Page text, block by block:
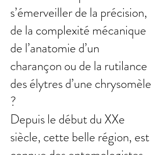
s’émerveiller de la précision,
de la complexité mécanique
de l’anatomie d’un
charançon ou de la rutilance
des élytres d’une chrysomèle
?
Depuis le début du XXe
siècle, cette belle région, est